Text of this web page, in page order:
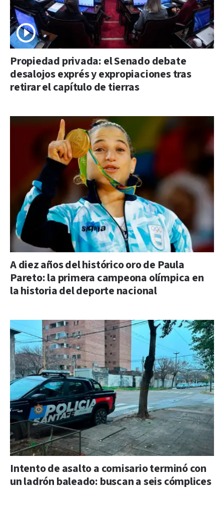
Propiedad privada: el Senado debate
desalojos exprés y expropiaciones tras
retirar el capítulo de tierras
A diez años del histórico oro de Paula
Pareto: la primera campeona olímpica en
la historia del deporte nacional
Intento de asalto a comisario terminó con
un ladrón baleado: buscan a seis cómplices